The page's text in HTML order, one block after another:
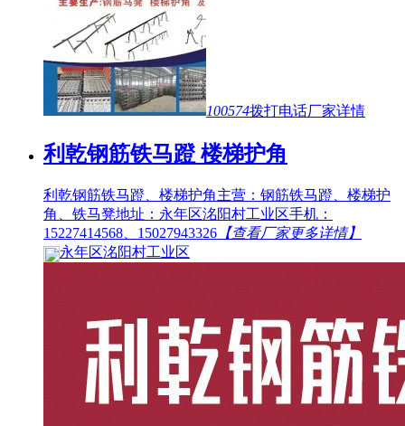
100574拨打电话厂家详情
利乾钢筋铁马蹬 楼梯护角
利乾钢筋铁马蹬、楼梯护角主营：钢筋铁马蹬、楼梯护
角、铁马凳地址：永年区洺阳村工业区手机：
15227414568、15027943326 【查看厂家更多详情】
永年区洺阳村工业区